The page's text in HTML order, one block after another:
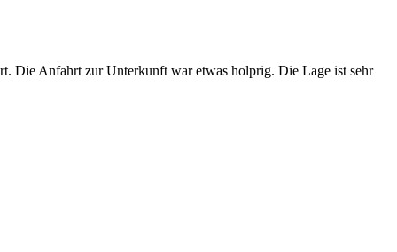
Die Anfahrt zur Unterkunft war etwas holprig. Die Lage ist sehr